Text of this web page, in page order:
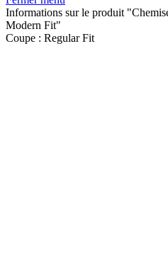
Informations sur le produit
Modern Fit"
Coupe : Regular Fit